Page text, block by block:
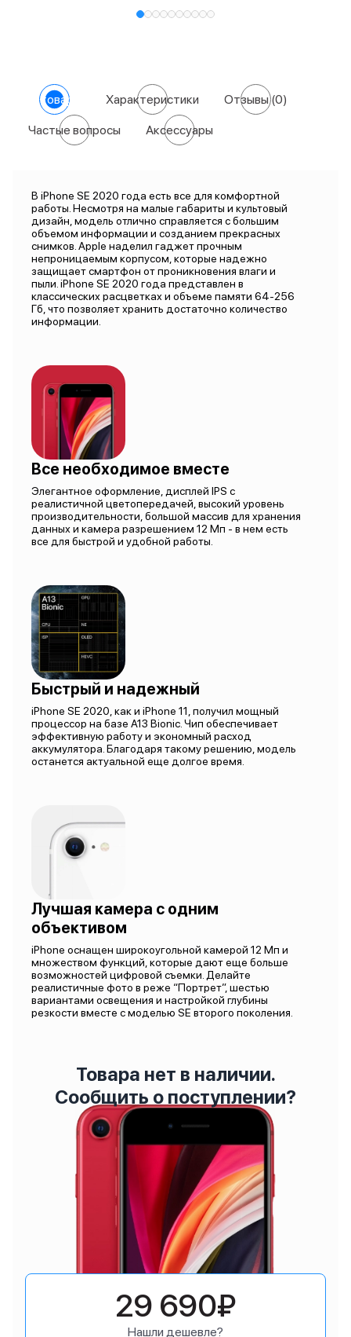
О товаре Характеристики Отзывы(0)
Частые вопросы Аксессуары
В iPhone SE 2020 года есть все для комфортной
работы. Несмотря на малые габариты и культовый
дизайн, модель отлично справляется с большим
объемом информации и созданием прекрасных
снимков. Apple наделил гаджет прочным
непроницаемым корпусом, которые надежно
защищает смартфон от проникновения влаги и
пыли. iPhone SE 2020 года представлен в
классических расцветках и объеме памяти 64-256
Гб, что позволяет хранить достаточно количество
информации.
Все необходимое вместе
Элегантное оформление, дисплей IPS с
реалистичной цветопередачей, высокий уровень
производительности, большой массив для хранения
данных и камера разрешением 12 Мп - в нем есть
все для быстрой и удобной работы.
Быстрый и надежный
iPhone SE 2020, как и iPhone 11, получил мощный
процессор на базе A13 Bionic. Чип обеспечивает
эффективную работу и экономный расход
аккумулятора. Благодаря такому решению, модель
останется актуальной еще долгое время.
Лучшая камера с одним
объективом
iPhone оснащен широкоугольной камерой 12 Мп и
множеством функций, которые дают еще больше
возможностей цифровой съемки. Делайте
реалистичные фото в реже “Портрет”, шестью
вариантами освещения и настройкой глубины
резкости вместе с моделью SE второго поколения.
Товара нет в наличии.
Сообщить о поступлении?
29 690₽
Нашли дешевле?